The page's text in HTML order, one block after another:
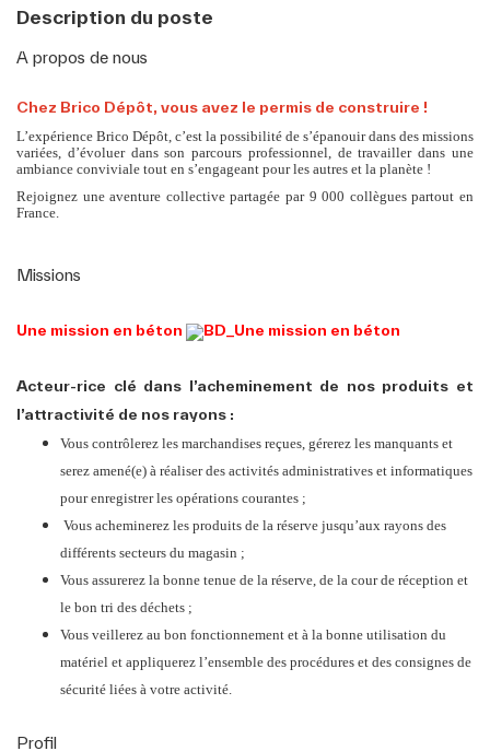
Votre carrière
Postuler
Description du poste
A propos de nous
Chez Brico Dépôt, vous avez le permis de construire !
L’expérience Brico Dépôt, c’est la possibilité de s’épanouir dans des missions
variées, d’évoluer dans son parcours professionnel, de travailler dans une
ambiance conviviale tout en s’engageant pour les autres et la planète !
Rejoignez une aventure collective partagée par 9 000 collègues partout en
France.
Missions
Une mission en béton
Acteur-rice clé dans l’acheminement de nos produits et
l’attractivité de nos rayons :
Vous contrôlerez les marchandises reçues, gérerez les manquants et
serez amené(e) à réaliser des activités administratives et informatiques
pour enregistrer les opérations courantes ;
Vous acheminerez les produits de la réserve jusqu’aux rayons des
différents secteurs du magasin ;
Vous assurerez la bonne tenue de la réserve, de la cour de réception et
le bon tri des déchets ;
Vous veillerez au bon fonctionnement et à la bonne utilisation du
matériel et appliquerez l’ensemble des procédures et des consignes de
sécurité liées à votre activité.
Profil